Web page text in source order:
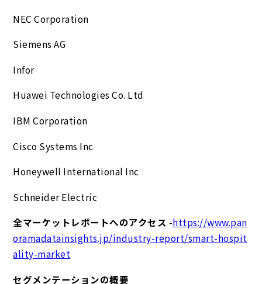
NEC Corporation
Siemens AG
Infor
Huawei Technologies Co. Ltd
IBM Corporation
Cisco Systems Inc
Honeywell International Inc
Schneider Electric
全マーケットレポートへのアクセス -https://www.pan
oramadatainsights.jp/industry-report/smart-hospit
ality-market
セグメンテーションの概要